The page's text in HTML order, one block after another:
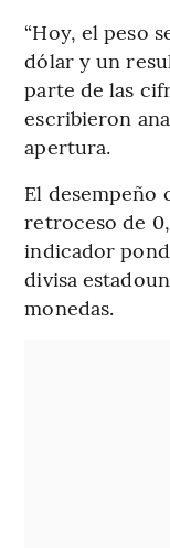
“Hoy, el peso
dólar y un
parte de las
escribieron
apertura.
El desempeño
retroceso de
indicador
divisa
monedas.